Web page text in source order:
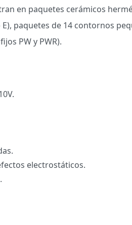
en paquetes cerámicos
paquetes de 14 contornos
PW y PWR).
electrostáticos.